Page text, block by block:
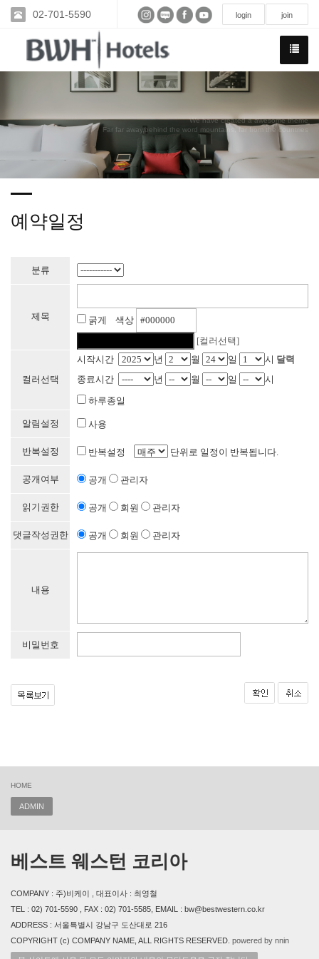
02-701-5590 login join
We have created a awesome theme
Far far away,behind the word mountains, far from the countries
예약일정
분류
제목
굵게 색상
[컬러선택]
컬러선택
시작시간 년 월 일 시 달력
종료시간
년 월 일
시
하루종일
알림설정 사용
반복설정 반복설정 단위로 일정이 반복됩니다.
공개여부 공개 관리자
읽기권한 공개 회원 관리자
댓글작성권한 공개 회원 관리자
내용
비밀번호
HOME
ADMIN
베스트 웨스턴 코리아
COMPANY : 주)비케이 , 대표이사 : 최영철
TEL : 02) 701-5590 , FAX : 02) 701-5585, EMAIL : bw@bestwestern.co.kr
ADDRESS : 서울특별시 강남구 도산대로 216
COPYRIGHT (c) COMPANY NAME, ALL RIGHTS RESERVED. powered by nnin